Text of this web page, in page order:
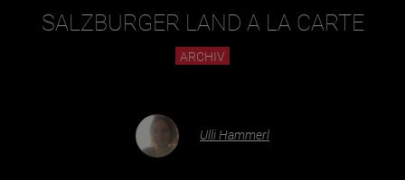
SALZBURGER LAND A LA CARTE
ARCHIV
Ulli Hammerl